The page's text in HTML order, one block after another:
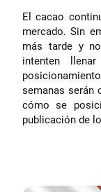
El cacao
mercado. Sin
más tarde y
intenten
semanas serán
cómo se
publicación de